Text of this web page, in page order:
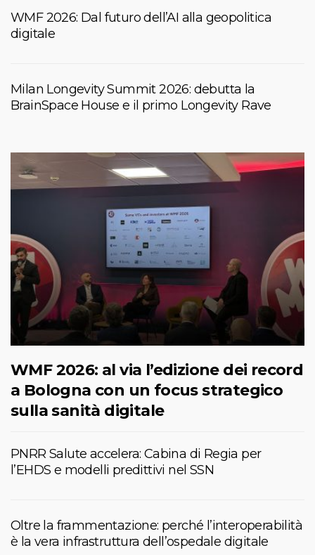
WMF 2026: Dal futuro dell’AI alla geopolitica
digitale
Milan Longevity Summit 2026: debutta la
BrainSpace House e il primo Longevity Rave
WMF 2026: al via l’edizione dei record
a Bologna con un focus strategico
sulla sanità digitale
PNRR Salute accelera: Cabina di Regia per
l’EHDS e modelli predittivi nel SSN
Oltre la frammentazione: perché l’interoperabilità
è la vera infrastruttura dell’ospedale digitale